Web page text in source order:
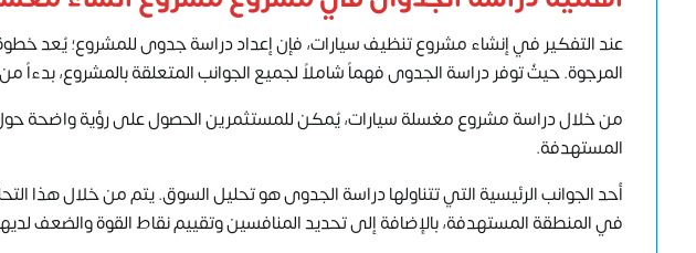
عند التفكير في إنشاء مشروع تنظيف سيارات، فإن إعداد دراسة جدوى للمشروع؛ يُعد
المرجوة. حيثُ توفر دراسة الجدوى فهماً شاملاً لجميع الجوانب المتعلقة بالمشروع، بدءاً
من خلالدراسة مشروع مغسلة سيارات، يُمكن للمستثمرين الحصول على رؤية واضحة
المستهدفة.
أحد الجوانب الرئيسية التي تتناولها دراسة الجدوى هو تحليل السوق. يتم من خلال هذا
في المنطقة المستهدفة، بالإضافة إلى تحديد المنافسين وتقييم نقاط القوة والضعف